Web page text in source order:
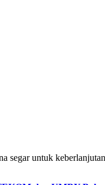
segar untuk